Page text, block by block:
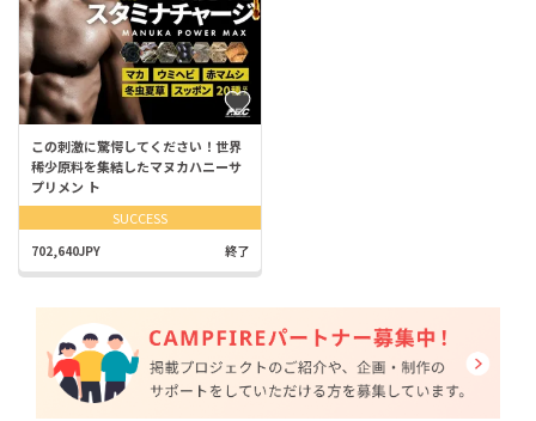
この刺激に驚愕してください！世界
稀少原料を集結したマヌカハニーサ
プリメン ト
SUCCESS
702,640JPY 終了